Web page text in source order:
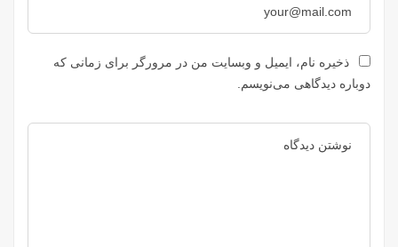
ذخیره نام، ایمیل و وبسایت من در مرورگر برای زمانی که
دوباره دیدگاهی می‌نویسم.